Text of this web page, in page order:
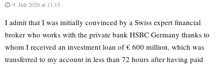
9. Juli 2026 at 11:15
I admit that I was initially convinced by a Swiss expert financial
broker who works with the private bank HSBC Germany thanks to
whom I received an investment loan of € 600 million, which was
transferred to my account in less than 72 hours after having paid